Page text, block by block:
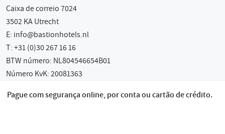
Caixa de correio 7024
3502 KA Utrecht
E: info@bastionhotels.nl
T: +31 (0)30 267 16 16
BTW número: NL804546654B01
Número KvK: 20081363
Pague com segurança online, por conta ou cartão de crédito.